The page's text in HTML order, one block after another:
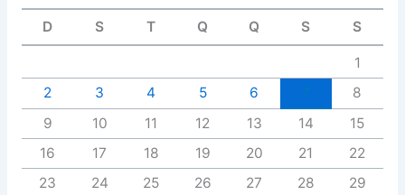
D S T Q Q S S
1
2
3 4 5 6
8
9
10 11 12 13 14
15
16
17 18 19 20 21
22
23
24 25 26 27 28
29